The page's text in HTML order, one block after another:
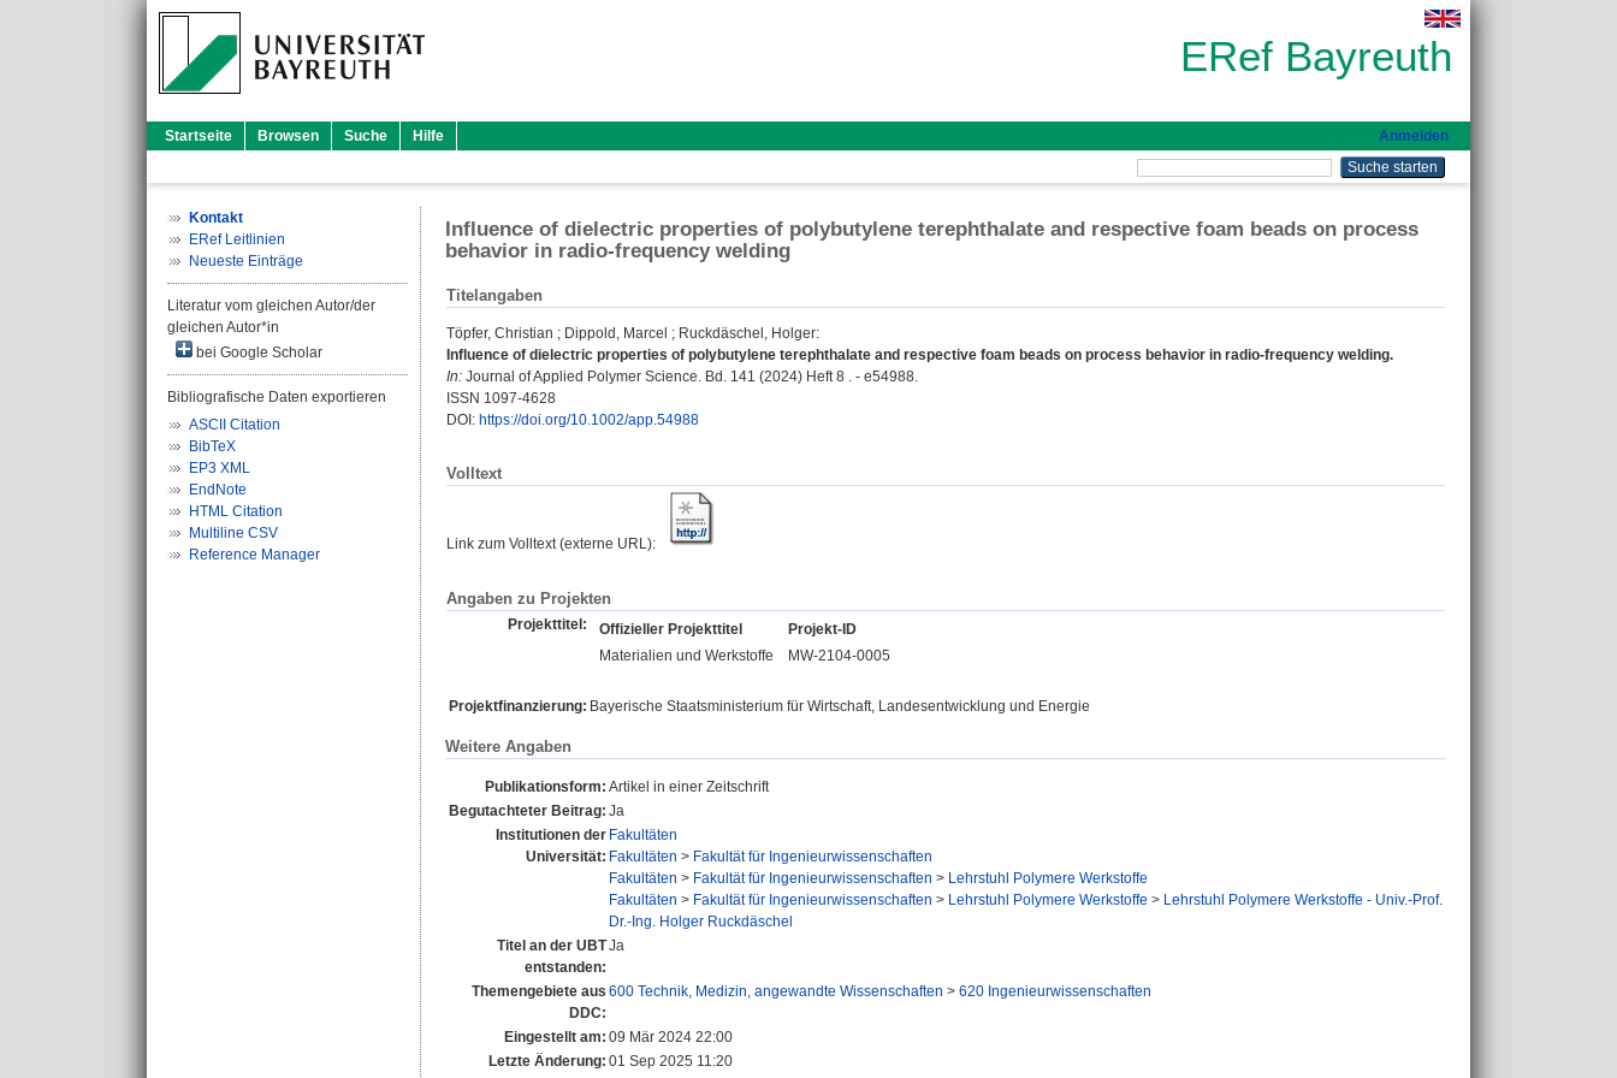
ERef Bayreuth
Startseite Browsen Suche Hilfe Anmelden
Kontakt
ERef Leitlinien
Neueste Einträge
Literatur vom gleichen Autor/der
gleichen Autor*in
bei Google Scholar
Bibliografische Daten exportieren
ASCII Citation
BibTeX
EP3 XML
EndNote
HTML Citation
Multiline CSV
Reference Manager
Influence of dielectric properties of polybutylene terephthalate and respective foam beads on process
behavior in radio-frequency welding
Titelangaben
Töpfer, Christian ; Dippold, Marcel ; Ruckdäschel, Holger:
Influence of dielectric properties of polybutylene terephthalate and respective foam beads on process behavior in radio-frequency welding.
In: Journal of Applied Polymer Science. Bd. 141 (2024) Heft 8 . - e54988.
ISSN 1097-4628
DOI: https://doi.org/10.1002/app.54988
Volltext
Link zum Volltext (externe URL):
Angaben zu Projekten
Projekttitel: Offizieller Projekttitel
Projekt-ID
Materialien und Werkstoffe
MW-2104-0005
Projektfinanzierung: Bayerische Staatsministerium für Wirtschaft, Landesentwicklung und Energie
Weitere Angaben
Publikationsform: Artikel in einer Zeitschrift
Begutachteter Beitrag: Ja
Institutionen der
Universität:
Fakultäten
Fakultäten > Fakultät für Ingenieurwissenschaften
Fakultäten > Fakultät für Ingenieurwissenschaften > Lehrstuhl Polymere Werkstoffe
Fakultäten > Fakultät für Ingenieurwissenschaften > Lehrstuhl Polymere Werkstoffe > Lehrstuhl Polymere Werkstoffe - Univ.-Prof.
Dr.-Ing. Holger Ruckdäschel
Titel an der UBT
entstanden:
Ja
Themengebiete aus
DDC:
600 Technik, Medizin, angewandte Wissenschaften > 620 Ingenieurwissenschaften
Eingestellt am: 09 Mär 2024 22:00
Letzte Änderung: 01 Sep 2025 11:20